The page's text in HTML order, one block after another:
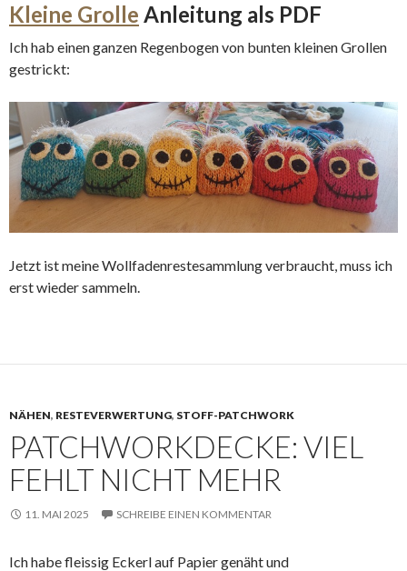
Kleine Grolle Anleitung als PDF
Ich hab einen ganzen Regenbogen von bunten kleinen Grollen
gestrickt:
Jetzt ist meine Wollfadenrestesammlung verbraucht, muss ich
erst wieder sammeln.
NÄHEN, RESTEVERWERTUNG, STOFF-PATCHWORK
PATCHWORKDECKE: VIEL
FEHLT NICHT MEHR
11. MAI 2025 SCHREIBE EINEN KOMMENTAR
Ich habe fleissig Eckerl auf Papier genäht und